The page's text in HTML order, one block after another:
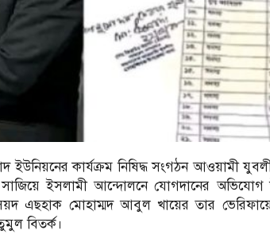
ইউনিয়নের কার্যক্রম নিষিদ্ধ সংগঠন আওয়ামী
ইসলামী আন্দোলনে যোগদানের অভিযোগ
এছহাক মোহাম্মদ আবুল খায়ের তার
বিতর্ক।